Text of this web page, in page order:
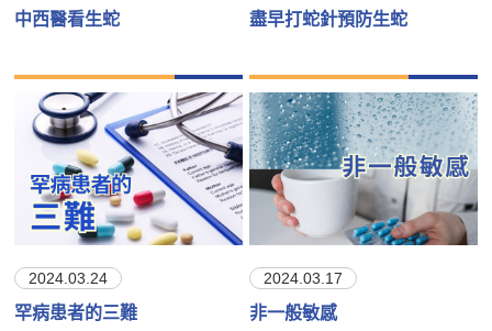
中西醫看生蛇 盡早打蛇針預防生蛇
2024.03.24
罕病患者的三難
2024.03.17
非一般敏感